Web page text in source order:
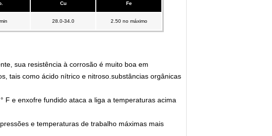
Cu Fe
28.0-34.0 2.50 no máximo
sua resistência à corrosão é muito boa em
tais como ácido nítrico e nitroso.substâncias orgânicas
F e enxofre fundido ataca a liga a temperaturas acima
e temperaturas de trabalho máximas mais